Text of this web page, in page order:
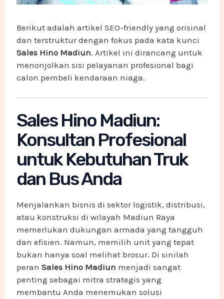
Berikut adalah artikel SEO-friendly yang orisinal
dan terstruktur dengan fokus pada kata kunci
Sales Hino Madiun. Artikel ini dirancang untuk
menonjolkan sisi pelayanan profesional bagi
calon pembeli kendaraan niaga.
Sales Hino Madiun:
Konsultan Profesional
untuk Kebutuhan Truk
dan Bus Anda
Menjalankan bisnis di sektor logistik, distribusi,
atau konstruksi di wilayah Madiun Raya
memerlukan dukungan armada yang tangguh
dan efisien. Namun, memilih unit yang tepat
bukan hanya soal melihat brosur. Di sinilah
peranSales Hino Madiun menjadi sangat
penting sebagai mitra strategis yang
membantu Anda menemukan solusi